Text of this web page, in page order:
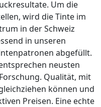
Um die
wird die Tinte im
in der Schweiz
in unseren
abgefüllt.
neusten
Qualität, mit
können und
Preisen. Eine echte